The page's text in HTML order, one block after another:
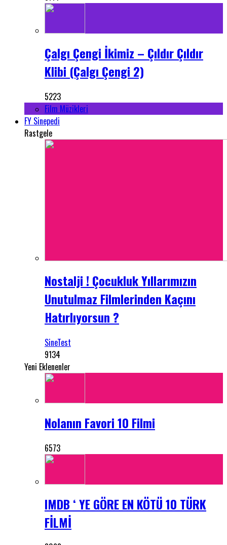
Çalgı Çengi İkimiz – Çıldır Çıldır
Klibi (Çalgı Çengi 2)
5223
Film Müzikleri
FY Sinepedi
Rastgele
Nostalji ! Çocukluk Yıllarımızın
Unutulmaz Filmlerinden Kaçını
Hatırlıyorsun ?
SineTest
9134
Yeni Eklenenler
Nolanın Favori 10 Filmi
6573
IMDB ‘ YE GÖRE EN KÖTÜ 10 TÜRK
FİLMİ